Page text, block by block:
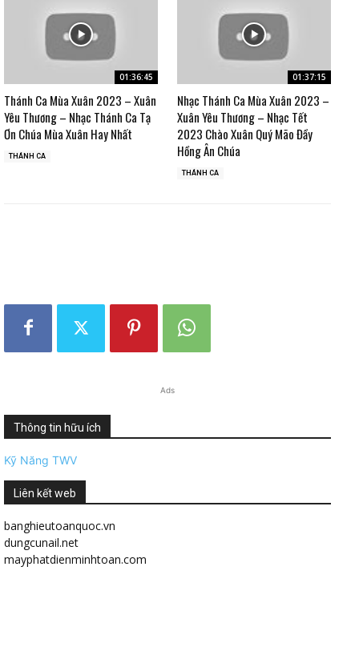
01:36:45
Thánh Ca Mùa Xuân 2023 – Xuân
Yêu Thương – Nhạc Thánh Ca Tạ
Ơn Chúa Mùa Xuân Hay Nhất
THÁNH CA
01:37:15
Nhạc Thánh Ca Mùa Xuân 2023 –
Xuân Yêu Thương – Nhạc Tết
2023 Chào Xuân Quý Mão Đầy
Hồng Ân Chúa
THÁNH CA
Ads
Thông tin hữu ích
Kỹ Năng TWV
Liên kết web
banghieutoanquoc.vn
dungcunail.net
mayphatdienminhtoan.com